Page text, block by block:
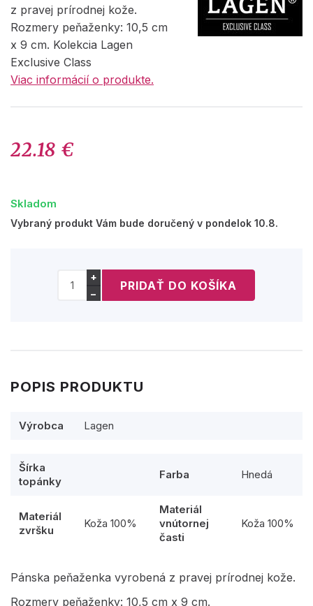
z pravej prírodnej kože.
Rozmery peňaženky: 10,5 cm
x 9 cm. Kolekcia Lagen
Exclusive Class
Viac informácií o produkte.
22.18 €
Skladom
Vybraný produkt Vám bude doručený v pondelok 10.8.
+
−
POPIS PRODUKTU
Výrobca Lagen
Šírka
topánky
Farba Hnedá
Materiál
zvršku
Koža 100%
Materiál
vnútornej
časti
Koža 100%
Pánska peňaženka vyrobená z pravej prírodnej kože.
Rozmery peňaženky: 10,5 cm x 9 cm.